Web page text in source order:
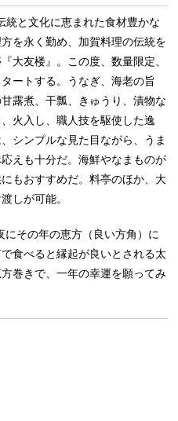
と文化に恵まれた食材豊かな
を永く勤め、加賀料理の伝統を
大友楼』。この度、数量限定、
ートする。うなぎ、海老の旨
露煮、干瓢、きゅうり、漬物な
火入し、職人技を駆使した逸
シンプルな見た目ながら、うま
えも十分だ。海鮮やなまものが
もおすすめだ。料亭のほか、大
しが可能。
その年の恵方（良い方角）に
食べると縁起が良いとされる太
巻きで、一年の幸運を願ってみ